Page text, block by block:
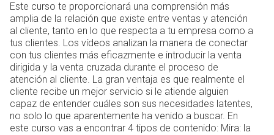
Este curso te proporcionará una comprensión más
amplia de la relación que existe entre ventas y atención
al cliente, tanto en lo que respecta a tu empresa como a
tus clientes. Los vídeos analizan la manera de conectar
con tus clientes más eficazmente e introducir la venta
dirigida y la venta cruzada durante el proceso de
atención al cliente. La gran ventaja es que realmente el
cliente recibe un mejor servicio si le atiende alguien
capaz de entender cuáles son sus necesidades latentes,
no solo lo que aparentemente ha venido a buscar. En
este curso vas a encontrar 4 tipos de contenido: Mira: la